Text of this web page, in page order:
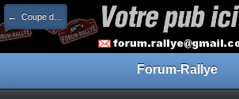
← Coupe de France
Forum-Rallye